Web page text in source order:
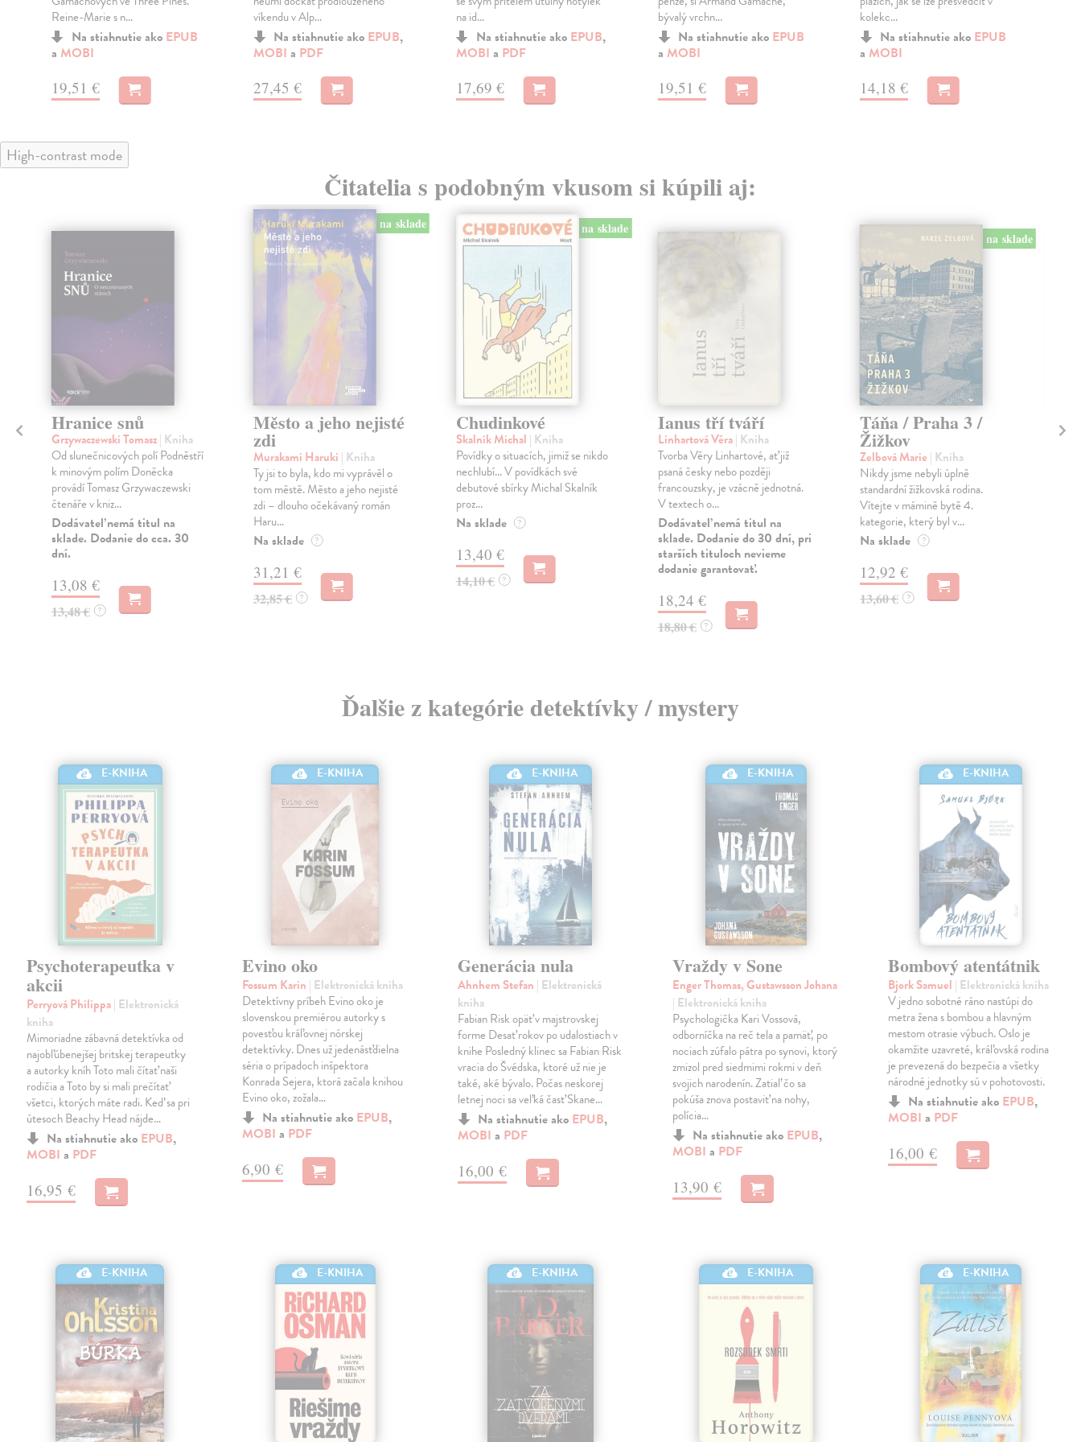
Reine-Marie s n...
Na stiahnutie ako EPUB
a MOBI
19,51 €
víkendu v Alp...
Na stiahnutie ako EPUB,
MOBI a PDF
27,45 €
na id...
Na stiahnutie ako EPUB,
MOBI a PDF
17,69 €
bývalý vrchn...
Na stiahnutie ako EPUB
a MOBI
19,51 €
kolekc...
Na stiahnutie ako EPUB
a MOBI
14,18 €
High-contrast mode
Čitatelia s podobným vkusom si kúpili aj:
Hranice snů
Grzywaczewski Tomasz| Kniha
Od slunečnicových polí Podněstří
k minovým polím Doněcka
provádí Tomasz Grzywaczewski
čtenáře v kniz...
Dodávateľ nemá titul na
sklade. Dodanie do cca. 30
dní.
13,08 €
13,48 € ?
na sklade
Město a jeho nejisté
zdi
Murakami Haruki | Kniha
Ty jsi to byla, kdo mi vyprávěl o
tom městě. Město a jeho nejisté
zdi – dlouho očekávaný román
Haru...
Na sklade ?
31,21 €
32,85 € ?
na sklade
Chudinkové
Skalník Michal | Kniha
Povídky o situacích, jimiž se nikdo
nechlubí... V povídkách své
debutové sbírky Michal Skalník
proz...
Na sklade ?
13,40 €
14,10 € ?
Ianus tří tváří
Linhartová Věra| Kniha
Tvorba Věry Linhartové, ať již
psaná česky nebo později
francouzsky, je vzácně jednotná.
V textech o...
Dodávateľ nemá titul na
sklade. Dodanie do 30 dní, pri
starších tituloch nevieme
dodanie garantovať.
18,24 €
18,80 € ?
na sklade
Táňa / Praha 3 /
Žižkov
Zelbová Marie | Kniha
Nikdy jsme nebyli úplně
standardní žižkovská rodina.
Vítejte v mámině bytě 4.
kategorie, který byl v...
Na sklade ?
12,92 €
13,60 € ?
Ďalšie z kategórie detektívky / mystery
E-KNIHA
Psychoterapeutka v
akcii
Perryová Philippa| Elektronická
kniha
Mimoriadne zábavná detektívka od
najobľúbenejšej britskej terapeutky
a autorky kníh Toto mali čítať naši
rodičia a Toto by si mali prečítať
všetci, ktorých máte radi. Keď sa pri
útesoch Beachy Head nájde…
Na stiahnutie ako EPUB,
MOBI a PDF
16,95 €
E-KNIHA
Evino oko
Fossum Karin | Elektronická kniha
Detektívny príbeh Evino oko je
slovenskou premiérou autorky s
povesťou kráľovnej nórskej
detektívky. Dnes už jedenásťdielna
séria o prípadoch inšpektora
Konrada Sejera, ktorá začala knihou
Evino oko, zožala…
Na stiahnutie ako EPUB,
MOBI a PDF
6,90 €
E-KNIHA
Generácia nula
Ahnhem Stefan | Elektronická
kniha
Fabian Risk opäť v majstrovskej
forme Desať rokov po udalostiach v
knihe Posledný klinec sa Fabian Risk
vracia do Švédska, ktoré už nie je
také, aké bývalo. Počas neskorej
letnej noci sa veľká časť Skane…
Na stiahnutie ako EPUB,
MOBI a PDF
16,00 €
E-KNIHA
Vraždy v Sone
Enger Thomas, Gustawsson Johana
| Elektronická kniha
Psychologička Kari Vossová,
odborníčka na reč tela a pamäť, po
nociach zúfalo pátra po synovi, ktorý
zmizol pred siedmimi rokmi v deň
svojich narodenín. Zatiaľ čo sa
pokúša znova postaviť na nohy,
polícia…
Na stiahnutie ako EPUB,
MOBI a PDF
13,90 €
E-KNIHA
Bombový atentátnik
Bjork Samuel | Elektronická kniha
V jedno sobotné ráno nastúpi do
metra žena s bombou a hlavným
mestom otrasie výbuch. Oslo je
okamžite uzavreté, kráľovská rodina
je prevezená do bezpečia a všetky
národné jednotky sú v pohotovosti.
Na stiahnutie ako EPUB,
MOBI a PDF
16,00 €
E-KNIHA E-KNIHA E-KNIHA E-KNIHA E-KNIHA